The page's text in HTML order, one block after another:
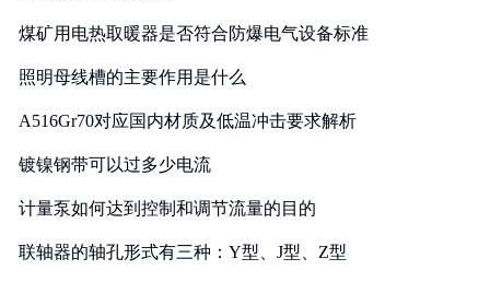
煤矿用电热取暖器是否符合防爆电气设备标准
照明母线槽的主要作用是什么
A516Gr70对应国内材质及低温冲击要求解析
镀镍钢带可以过多少电流
计量泵如何达到控制和调节流量的目的
联轴器的轴孔形式有三种：Y型、J型、Z型